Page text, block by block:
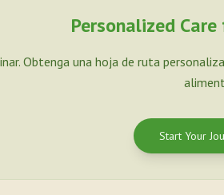
Personalized
Obtenga una hoja de ruta
Start Your